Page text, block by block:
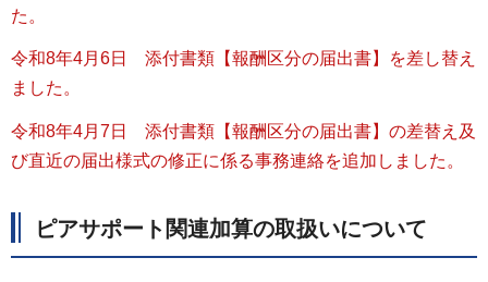
た。
令和8年4月6日 添付書類【報酬区分の届出書】を差し替え
ました。
令和8年4月7日 添付書類【報酬区分の届出書】の差替え及
び直近の届出様式の修正に係る事務連絡を追加しました。
ピアサポート関連加算の取扱いについて